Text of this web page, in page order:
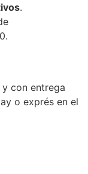
.
y con entrega
o exprés en el